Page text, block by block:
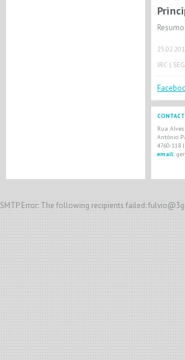
IRC |
Rua
António
4760-118
email:
SMTP Error: The following recipients failed: